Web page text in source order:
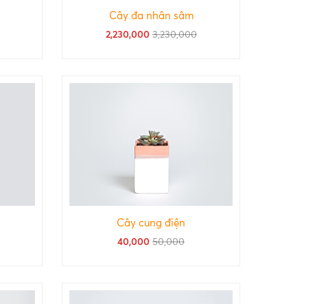
Cây đa nhân sâm
2,230,000 3,230,000
Cây cung điện
40,000 50,000